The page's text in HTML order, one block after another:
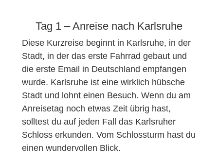
Tag 1 – Anreise nach Karlsruhe
Diese Kurzreise beginnt in Karlsruhe, in der
Stadt, in der das erste Fahrrad gebaut und
die erste Email in Deutschland empfangen
wurde. Karlsruhe ist eine wirklich hübsche
Stadt und lohnt einen Besuch. Wenn du am
Anreisetag noch etwas Zeit übrig hast,
solltest du auf jeden Fall das Karlsruher
Schloss erkunden. Vom Schlossturm hast du
einen wundervollen Blick.